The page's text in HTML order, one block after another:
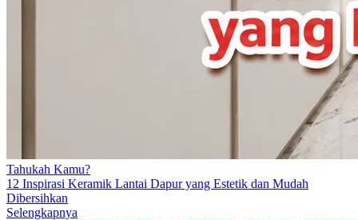
Tahukah Kamu?
12 Inspirasi Keramik Lantai Dapur yang Estetik dan Mudah
Dibersihkan
Selengkapnya